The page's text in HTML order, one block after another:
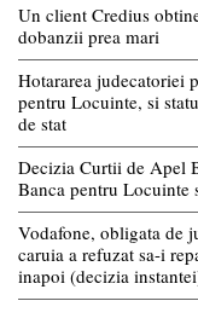
Un client Credius
dobanzii prea mari
Hotararea judecatoriei
pentru Locuinte, si
de stat
Decizia Curtii de Apel
Banca pentru Locuinte
Vodafone, obligata de
caruia a refuzat sa-i
inapoi (decizia